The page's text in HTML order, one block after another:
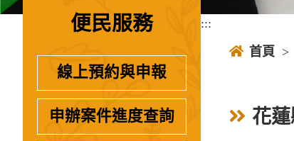
便民服務
線上預約與申報
申辦案件進度查詢
:::
首頁 >
花